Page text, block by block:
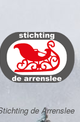
de Arrenslee